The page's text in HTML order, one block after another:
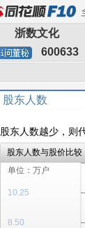
浙数文化
600633
股东人数
股东人数越少，则
股东人数与股价比较
单位：万户
8.50
10.25